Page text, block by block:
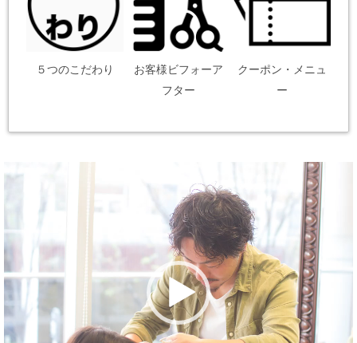
５つのこだわり
お客様ビフォーア
フター
クーポン・メニュ
ー
ー
ー